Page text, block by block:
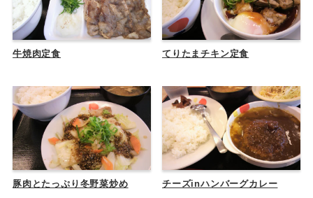
牛焼肉定食 てりたまチキン定食
豚肉とたっぷり冬野菜炒め チーズinハンバーグカレー